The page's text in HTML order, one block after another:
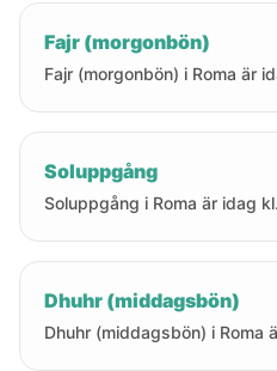
Fajr (morgonbön)
Fajr (morgonbön) i Roma är
Soluppgång
Soluppgång i Roma är idag
Dhuhr (middagsbön)
Dhuhr (middagsbön) i Roma